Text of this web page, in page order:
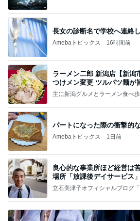
長女の診断名で学校へ連絡
Amebaトピックス 16時間前
ラーメン二郎 新潟店【新潟
つけメン変更 ツルパツ麺が
主に新潟グルメとラーメン食べ
パートになった際の衝撃的
Amebaトピックス 1日前
良心的な事業所ほど経営は
場所「放課後デイサービス
実の
立石美津子オフィシャルブログ